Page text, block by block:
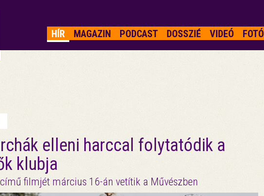
HÍR MAGAZIN PODCAST DOSSZIÉ VIDEÓ FOTÓ
elleni harccal folytatódik a
klubja
filmjét március 16-án vetítik a Művészben